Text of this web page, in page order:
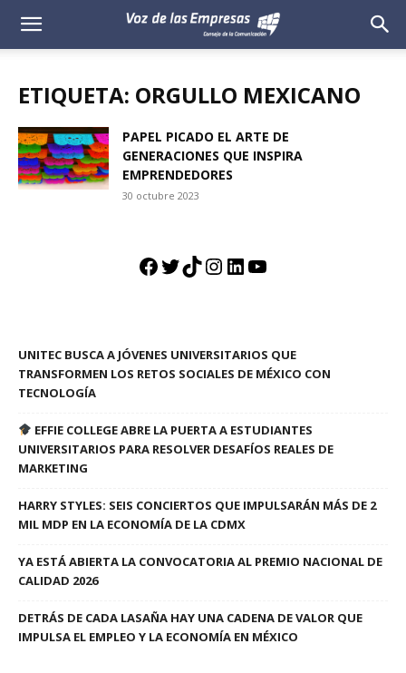
Voz
Empresas
ETIQUETA: ORGULLO MEXICANO
PAPEL PICADO EL ARTE DE
GENERACIONES QUE INSPIRA
EMPRENDEDORES
30 octubre 2023
Facebook
Twitter
TikTok
Instagram
LinkedIn
YouTube
UNITEC BUSCA A JÓVENES UNIVERSITARIOS QUE
TRANSFORMEN LOS RETOS SOCIALES DE MÉXICO CON
TECNOLOGÍA
EFFIE COLLEGE ABRE LA PUERTA A ESTUDIANTES
UNIVERSITARIOS PARA RESOLVER DESAFÍOS REALES DE
MARKETING
HARRY STYLES: SEIS CONCIERTOS QUE IMPULSARÁN MÁS DE 2
MIL MDP EN LA ECONOMÍA DE LA CDMX
YA ESTÁ ABIERTA LA CONVOCATORIA AL PREMIO NACIONAL DE
CALIDAD 2026
DETRÁS DE CADA LASAÑA HAY UNA CADENA DE VALOR QUE
IMPULSA EL EMPLEO Y LA ECONOMÍA EN MÉXICO